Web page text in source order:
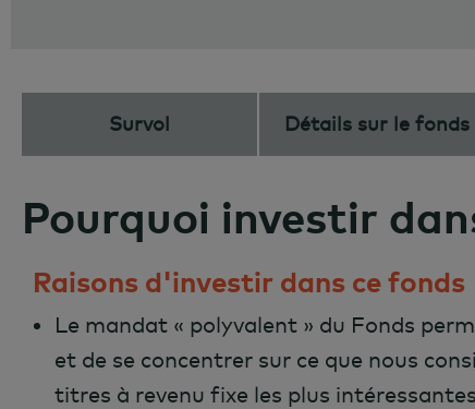
Survol Détails sur le fonds
Pourquoi investir
Raisons d'investir dans ce fonds
Le mandat « polyvalent » du Fonds
et de se concentrer sur ce que nous
titres à revenu fixe les plus